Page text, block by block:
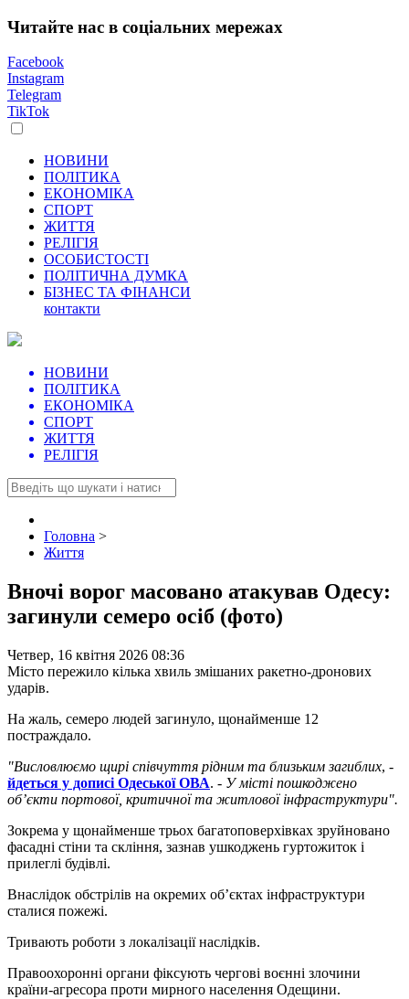
Читайте нас в соціальних мережах
Facebook
Instagram
Telegram
TikTok
НОВИНИ
ПОЛІТИКА
ЕКОНОМІКА
СПОРТ
ЖИТТЯ
РЕЛІГІЯ
ОСОБИСТОСТІ
ПОЛІТИЧНА ДУМКА
БІЗНЕС ТА ФІНАНСИ
контакти
НОВИНИ
ПОЛІТИКА
ЕКОНОМІКА
СПОРТ
ЖИТТЯ
РЕЛІГІЯ
Головна >
Життя
Вночі ворог масовано атакував Одесу:
загинули семеро осіб (фото)
Четвер, 16 квітня 2026 08:36
Місто пережило кілька хвиль змішаних ракетно-дронових
ударів.
На жаль, семеро людей загинуло, щонайменше 12
постраждало.
"Висловлюємо щирі співчуття рідним та близьким загиблих, -
йдеться у дописі Одеської ОВА. - У місті пошкоджено
обʼєкти портової, критичної та житлової інфраструктури".
Зокрема у щонайменше трьох багатоповерхівках зруйновано
фасадні стіни та скління, зазнав ушкоджень гуртожиток і
прилеглі будівлі.
Внаслідок обстрілів на окремих обʼєктах інфраструктури
сталися пожежі.
Тривають роботи з локалізації наслідків.
Правоохоронні органи фіксують чергові воєнні злочини
країни-агресора проти мирного населення Одещини.